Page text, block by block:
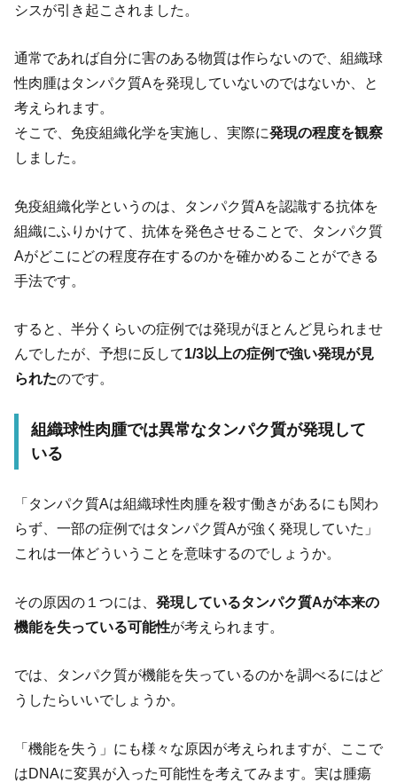
シスが引き起こされました。
通常であれば自分に害のある物質は作らないので、組織球
性肉腫はタンパク質Aを発現していないのではないか、と
考えられます。
そこで、免疫組織化学を実施し、実際に発現の程度を観察
しました。
免疫組織化学というのは、タンパク質Aを認識する抗体を
組織にふりかけて、抗体を発色させることで、タンパク質
Aがどこにどの程度存在するのかを確かめることができる
手法です。
すると、半分くらいの症例では発現がほとんど見られませ
んでしたが、予想に反して1/3以上の症例で強い発現が見
られたのです。
組織球性肉腫では異常なタンパク質が発現して
いる
「タンパク質Aは組織球性肉腫を殺す働きがあるにも関わ
らず、一部の症例ではタンパク質Aが強く発現していた」
これは一体どういうことを意味するのでしょうか。
その原因の１つには、 発現しているタンパク質Aが本来の
機能を失っている可能性が考えられます。
では、タンパク質が機能を失っているのかを調べるにはど
うしたらいいでしょうか。
「機能を失う」にも様々な原因が考えられますが、ここで
はDNAに変異が入った可能性を考えてみます。実は腫瘍